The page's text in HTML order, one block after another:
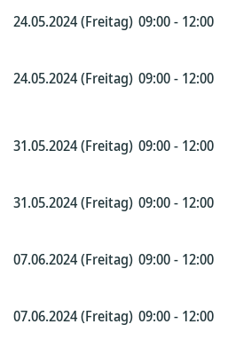
24.05.2024 (Freitag) 09:00 - 12:00
24.05.2024 (Freitag) 09:00 - 12:00
31.05.2024 (Freitag) 09:00 - 12:00
31.05.2024 (Freitag) 09:00 - 12:00
07.06.2024 (Freitag) 09:00 - 12:00
07.06.2024 (Freitag) 09:00 - 12:00